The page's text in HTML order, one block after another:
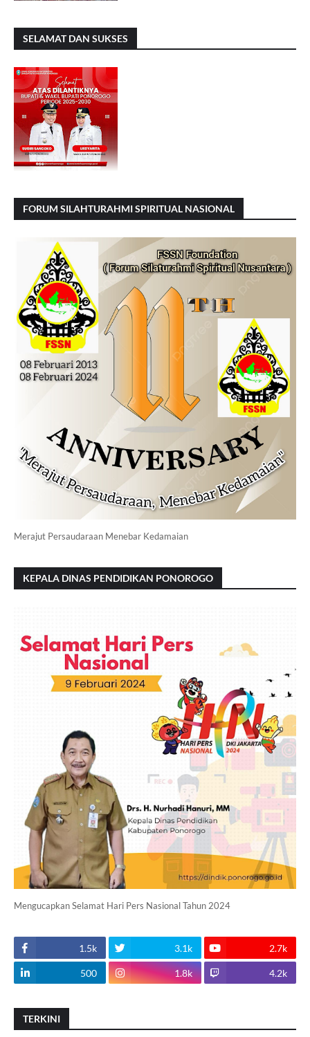
SELAMAT DAN SUKSES
FORUM SILAHTURAHMI SPIRITUAL NASIONAL
Merajut Persaudaraan Menebar Kedamaian
KEPALA DINAS PENDIDIKAN PONOROGO
Mengucapkan Selamat Hari Pers Nasional Tahun 2024
1.5k 3.1k 2.7k
500 1.8k 4.2k
TERKINI